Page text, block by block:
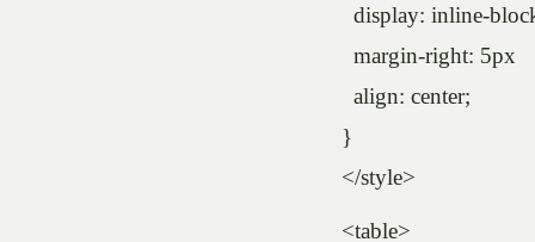
display: inline-
margin-right: 5px
align: center;
}
</style>
<table>